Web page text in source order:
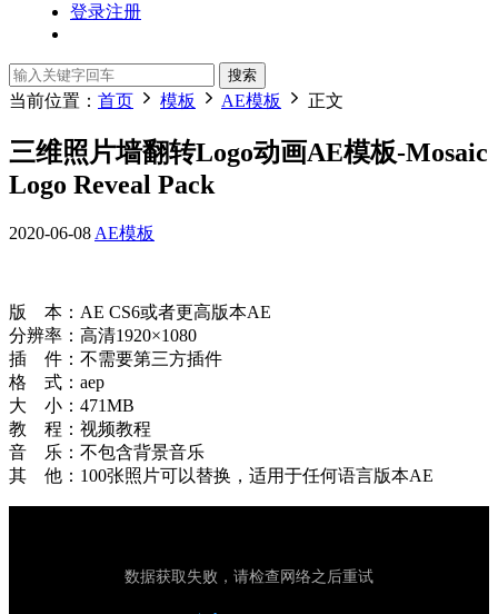
登录注册
搜索
当前位置： 首页 模板 AE模板 正文
三维照片墙翻转Logo动画AE模板-Mosaic
Logo Reveal Pack
2020-06-08 AE模板
版 本：AE CS6或者更高版本AE
分辨率：高清1920×1080
插 件：不需要第三方插件
格 式：aep
大 小：471MB
教 程：视频教程
音 乐：不包含背景音乐
其 他：100张照片可以替换，适用于任何语言版本AE